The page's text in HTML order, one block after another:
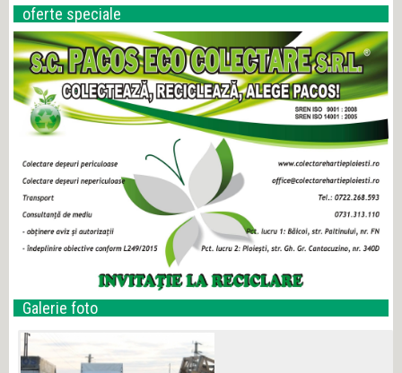
oferte speciale
Galerie foto